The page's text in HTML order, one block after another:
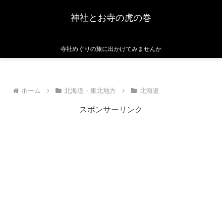
神社とお寺の虎の巻
寺社めぐりの旅に出かけてみませんか
ホーム 北海道・東北地方 北海道
スポンサーリンク